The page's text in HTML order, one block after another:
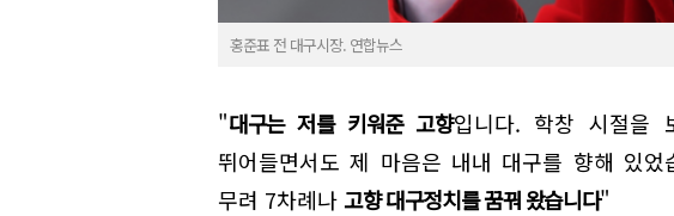
홍준표 전 대구시장. 연합뉴스
"대구는 저를 키워준 고향입니다. 학창 시절을
뛰어들면서도 제 마음은 내내 대구를 향해 있
무려 7차례나고향 대구정치를 꿈꿔 왔습니다"